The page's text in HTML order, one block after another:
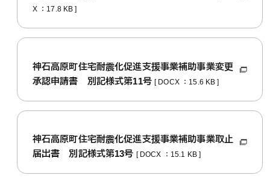
X ：17.8 KB ]
神石高原町住宅耐震化促進支援事業補助事業変更
承認申請書 別記様式第11号 [ DOCX ：15.6 KB ]
神石高原町住宅耐震化促進支援事業補助事業取止
届出書 別記様式第13号 [ DOCX ：15.1 KB ]